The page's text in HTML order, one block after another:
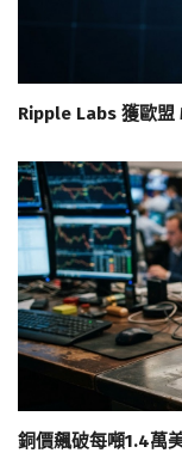
Ripple Labs 獲歐盟
銅價飆破每噸1.4萬